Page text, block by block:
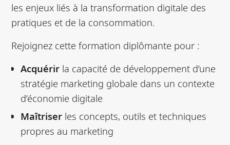
les enjeux liés à la transformation digitale des
pratiques et de la consommation.
Rejoignez cette formation diplômante pour :
Acquérir la capacité de développement d’une
stratégie marketing globale dans un contexte
d’économie digitale
Maîtriserles concepts, outils et techniques
propres au marketing